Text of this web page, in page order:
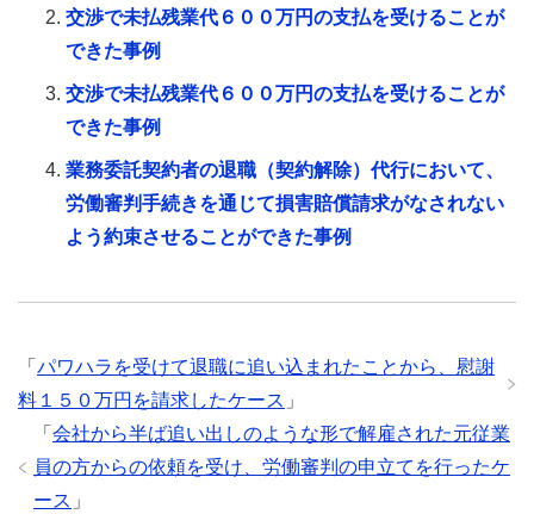
交渉で未払残業代６００万円の支払を受けることが
できた事例
交渉で未払残業代６００万円の支払を受けることが
できた事例
業務委託契約者の退職（契約解除）代行において、
労働審判手続きを通じて損害賠償請求がなされない
よう約束させることができた事例
「 パワハラを受けて退職に追い込まれたことから、慰謝
料１５０万円を請求したケース 」
「 会社から半ば追い出しのような形で解雇された元従業
員の方からの依頼を受け、労働審判の申立てを行ったケ
ース 」